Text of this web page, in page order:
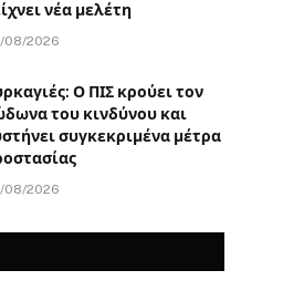
νέα μελέτη
08/2026
Ο ΠΙΣ κρούει τον
του κινδύνου και
συγκεκριμένα μέτρα
08/2026